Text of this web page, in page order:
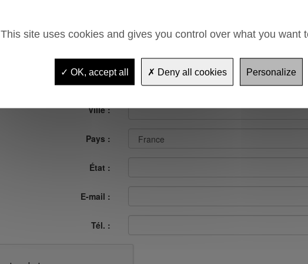
Adresse :
Code postal :
Ville :
Pays :
État :
E-mail :
Tél. :
This site uses cookies and gives you control over what you want
OK, accept all Deny all cookies Personalize